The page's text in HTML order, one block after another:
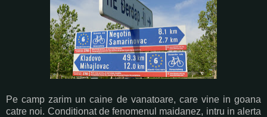
Pe camp zarim un caine de vanatoare, care vine in goana
catre noi. Conditionat de fenomenul maidanez, intru in alerta